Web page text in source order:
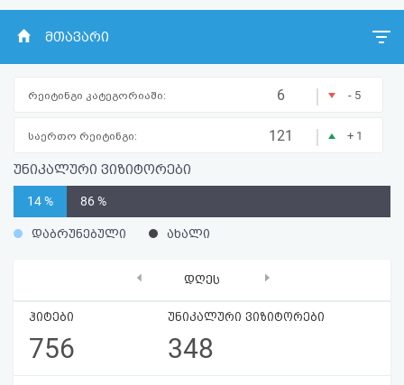
პასუხი
რეგისტრაცია
აღდგენა
HTML
სალიცენზიო
შეთანხმება
ინფოს დახურვა
მთავარი
რეიტინგი კატეგორიაში: 6 | - 5
საერთო რეიტინგი: 121 | + 1
უნიკალური ვიზიტორები
14 % 86 %
დაბრუნებული ახალი
დღეს
ჰიტები
756
უნიკალური ვიზიტორები
348
‹ ›